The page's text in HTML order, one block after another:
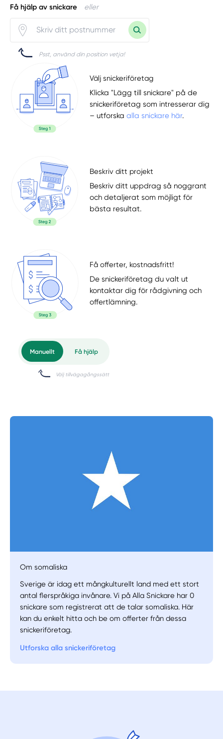
Få hjälp av snickare eller
Psst, använd din position vetja!
Välj snickeriföretag
Klicka "Lägg till snickare" på de
snickeriföretag som intresserar dig
– utforskaalla snickare här.
Beskriv ditt projekt
Beskriv ditt uppdrag så noggrant
och detaljerat som möjligt för
bästa resultat.
Få offerter, kostnadsfritt!
De snickeriföretag du valt ut
kontaktar dig för rådgivning och
offertlämning.
Välj tillvägagångssätt
Om somaliska
Sverige är idag ett mångkulturellt land med ett stort
antal flerspråkiga invånare. Vi på Alla Snickare har 0
snickare som registrerat att de talar somaliska. Här
kan du enkelt hitta och be om offerter från dessa
snickeriföretag.
Utforska alla snickeriföretag